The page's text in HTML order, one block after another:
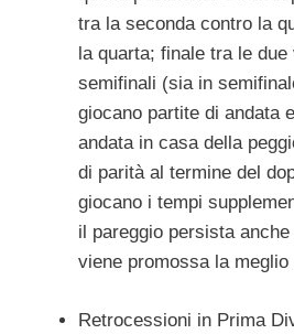
tra la seconda contro la
la quarta; finale tra le
semifinali (sia in
giocano partite di andata
andata in casa della
di parità al termine del
giocano i tempi
il pareggio persista
viene promossa la
Retrocessioni in Prima